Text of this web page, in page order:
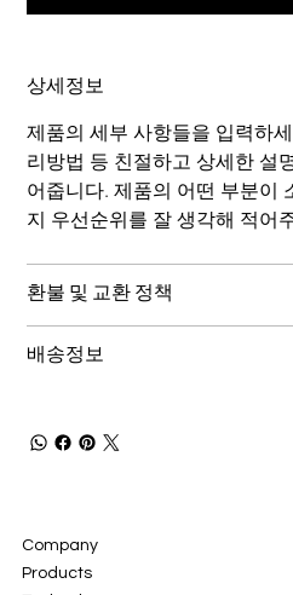
상세정보
제품의 세부 사항들을 입력하
리방법 등 친절하고 상세한 설
어줍니다. 제품의 어떤 부분이
지 우선순위를 잘 생각해 적어
환불 및 교환 정책
배송정보
Company
Products